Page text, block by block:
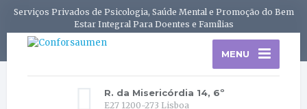
Serviços Privados de Psicologia, Saúde Mental e Promoção do Bem
Estar Integral Para Doentes e Famílias
MENU
R. da Misericórdia 14, 6º
E27 1200-273 Lisboa